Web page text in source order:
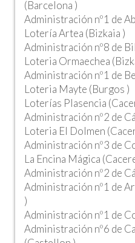
(Barcelona )
Administración nº1 de
Lotería Artea (Bizkaia )
Administración nº8 de
Loteria Ormaechea
Administración nº1 de
Loteria Mayte (Burgos )
Loterías Plasencia
Administración nº2 de
Loteria El Dolmen
Administración nº3 de
La Encina Mágica
Administración nº2 de
Administración nº1 de
)
Administración nº1 de
Administración nº6 de